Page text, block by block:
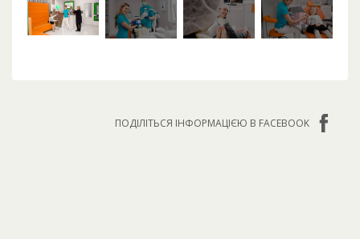
ПОДІЛІТЬСЯ ІНФОРМАЦІЄЮ В FACEBOOK